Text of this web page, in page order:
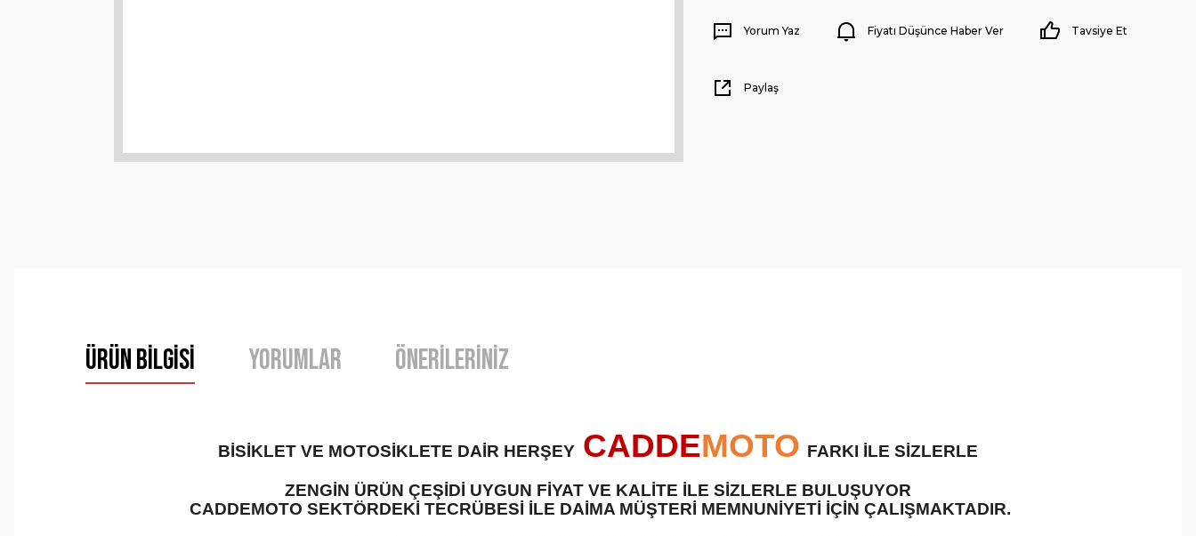
Yorum Yaz Fiyatı Düşünce Haber Ver Tavsiye Et
Paylaş
Ürün Bilgisi Yorumlar Önerileriniz
BİSİKLET VE MOTOSİKLETE DAİR HERŞEY CADDEMOTO FARKI İLE SİZLERLE
ZENGİN ÜRÜN ÇEŞİDİ UYGUN FİYAT VE KALİTE İLE SİZLERLE BULUŞUYOR
CADDEMOTO SEKTÖRDEKİ TECRÜBESİ İLE DAİMA MÜŞTERİ MEMNUNİYETİ İÇİN ÇALIŞMAKTADIR.